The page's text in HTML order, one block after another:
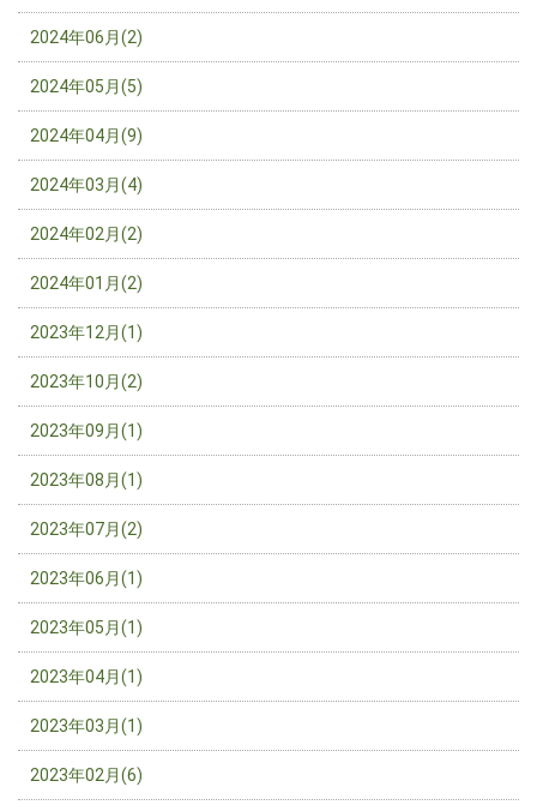
2024年06月(2)
2024年05月(5)
2024年04月(9)
2024年03月(4)
2024年02月(2)
2024年01月(2)
2023年12月(1)
2023年10月(2)
2023年09月(1)
2023年08月(1)
2023年07月(2)
2023年06月(1)
2023年05月(1)
2023年04月(1)
2023年03月(1)
2023年02月(6)